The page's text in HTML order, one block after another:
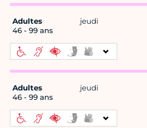
Adultes
46 - 99 ans
jeudi
Adultes
46 - 99 ans
jeudi